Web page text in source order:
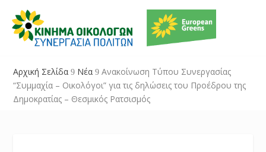
Αρχική Σελίδα 9 Νέα 9 Ανακοίνωση Τύπου Συνεργασίας
“Συμμαχία – Οικολόγοι” για τις δηλώσεις του Προέδρου της
Δημοκρατίας – Θεσμικός Ρατσισμός